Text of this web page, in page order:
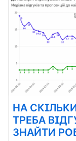
НА
ТРЕБА
ЗНАЙТИ